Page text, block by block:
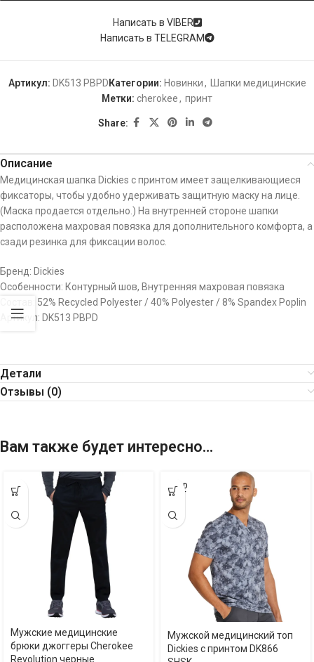
Написать в VIBER
Написать в TELEGRAM
Артикул: DK513 PBPDКатегории: Новинки, Шапки медицинские
Метки: cherokee, принт
Share:
Описание
Медицинская шапка Dickies с принтом имеет защелкивающиеся
фиксаторы, чтобы удобно удерживать защитную маску на лице.
(Маска продается отдельно.) На внутренней стороне шапки
расположена махровая повязка для дополнительного комфорта, а
сзади резинка для фиксации волос.
Бренд: Dickies
Особенности: Контурный шов, Внутренняя махровая повязка
Состав: 52% Recycled Polyester / 40% Polyester / 8% Spandex Poplin
Артикул: DK513 PBPD
Детали
Отзывы (0)
Вам также будет интересно…
Мужские медицинские
брюки джоггеры Cherokee
Revolution черные
SOLD
OUT
Мужской медицинский топ
Dickies с принтом DK866